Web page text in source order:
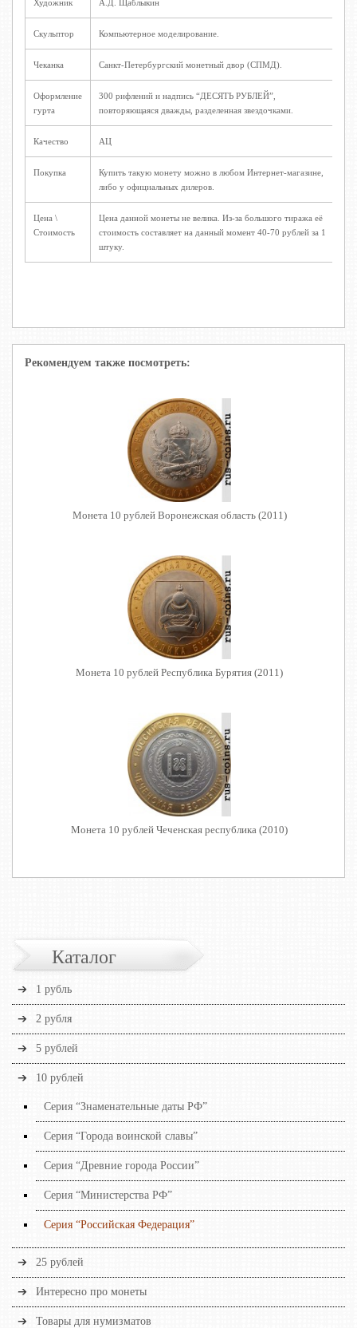
Художник А.Д. Щаблыкин
Скульптор Компьютерное моделирование.
Чеканка Санкт-Петербургский монетный двор (СПМД).
Оформление
гурта
300 рифлений и надпись “ДЕСЯТЬ РУБЛЕЙ”,
повторяющаяся дважды, разделенная звездочками.
Качество АЦ
Покупка
Купить такую монету можно в любом Интернет-магазине,
либо у официальных дилеров.
Цена \
Стоимость
Цена данной монеты не велика. Из-за большого тиража её
стоимость составляет на данный момент 40-70 рублей за 1
штуку.
Рекомендуем также посмотреть:
Монета 10 рублей Воронежская область (2011)
Монета 10 рублей Республика Бурятия (2011)
Монета 10 рублей Чеченская республика (2010)
Каталог
1 рубль
2 рубля
5 рублей
10 рублей
Серия “Знаменательные даты РФ”
Серия “Города воинской славы”
Серия “Древние города России”
Серия “Министерства РФ”
Серия “Российская Федерация”
25 рублей
Интересно про монеты
Товары для нумизматов